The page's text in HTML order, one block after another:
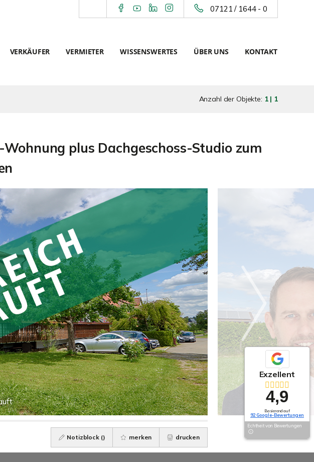
07121 / 1644 - 0
VERKÄUFER VERMIETER WISSENSWERTES ÜBER UNS KONTAKT
Anzahl der Objekte: 1 | 1
plus Dachgeschoss-Studio zum
Notizblock () merken drucken
Exzellent
4,9
Basierend auf
92 Google-Bewertungen
Echtheit von Bewertungen